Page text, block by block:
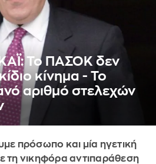
Το ΠΑΣΟΚ δεν
κίνημα - Το
αριθμό στελεχών
πρόσωπο και μία ηγετική
τη νικηφόρα αντιπαράθεση